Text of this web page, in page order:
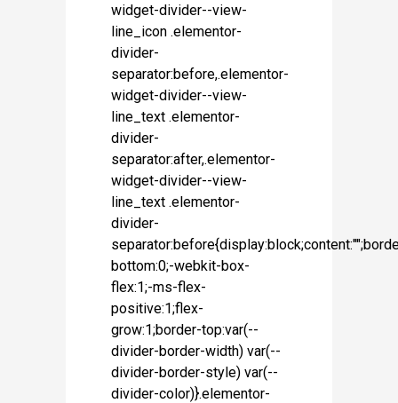
widget-divider--view-
line_icon .elementor-
divider-
separator:before,.elementor-
widget-divider--view-
line_text .elementor-
divider-
separator:after,.elementor-
widget-divider--view-
line_text .elementor-
divider-
bottom:0;-webkit-box-
flex:1;-ms-flex-
positive:1;flex-
grow:1;border-top:var(--
divider-border-width) var(--
divider-border-style) var(--
divider-color)}.elementor-